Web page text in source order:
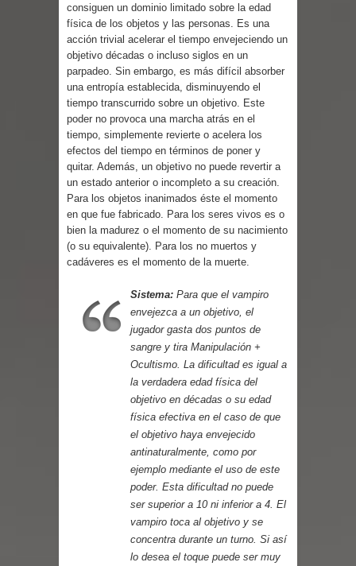
consiguen un dominio limitado sobre la edad
física de los objetos y las personas. Es una
acción trivial acelerar el tiempo envejeciendo un
objetivo décadas o incluso siglos en un
parpadeo. Sin embargo, es más difícil absorber
una entropía establecida, disminuyendo el
tiempo transcurrido sobre un objetivo. Este
poder no provoca una marcha atrás en el
tiempo, simplemente revierte o acelera los
efectos del tiempo en términos de poner y
quitar. Además, un objetivo no puede revertir a
un estado anterior o incompleto a su creación.
Para los objetos inanimados éste el momento
en que fue fabricado. Para los seres vivos es o
bien la madurez o el momento de su nacimiento
(o su equivalente). Para los no muertos y
cadáveres es el momento de la muerte.
Sistema: Para que el vampiro
envejezca a un objetivo, el
jugador gasta dos puntos de
sangre y tira Manipulación +
Ocultismo. La dificultad es igual a
la verdadera edad física del
objetivo en décadas o su edad
física efectiva en el caso de que
el objetivo haya envejecido
antinaturalmente, como por
ejemplo mediante el uso de este
poder. Esta dificultad no puede
ser superior a 10 ni inferior a 4. El
vampiro toca al objetivo y se
concentra durante un turno. Si así
lo desea el toque puede ser muy